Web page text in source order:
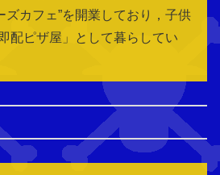
ズカフェ”を開業しており，子供
配ピザ屋」として暮らしてい